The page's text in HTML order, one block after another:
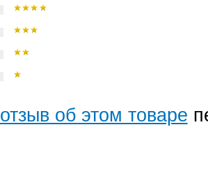
отзыв об этом товаре